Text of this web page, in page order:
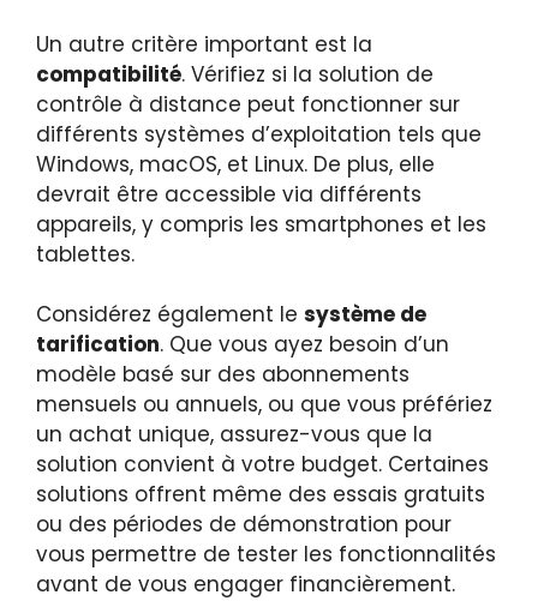
Un autre critère important est la
compatibilité. Vérifiez si la solution de
contrôle à distance peut fonctionner sur
différents systèmes d’exploitation tels que
Windows, macOS, et Linux. De plus, elle
devrait être accessible via différents
appareils, y compris les smartphones et les
tablettes.
Considérez également le système de
tarification. Que vous ayez besoin d’un
modèle basé sur des abonnements
mensuels ou annuels, ou que vous préfériez
un achat unique, assurez-vous que la
solution convient à votre budget. Certaines
solutions offrent même des essais gratuits
ou des périodes de démonstration pour
vous permettre de tester les fonctionnalités
avant de vous engager financièrement.